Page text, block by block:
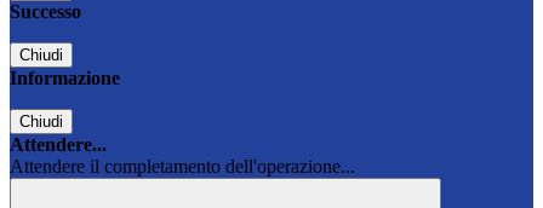
Successo
Chiudi
Informazione
Chiudi
Attendere...
Attendere il completamento dell'operazione...